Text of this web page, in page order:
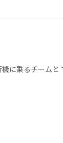
に乗るチーム